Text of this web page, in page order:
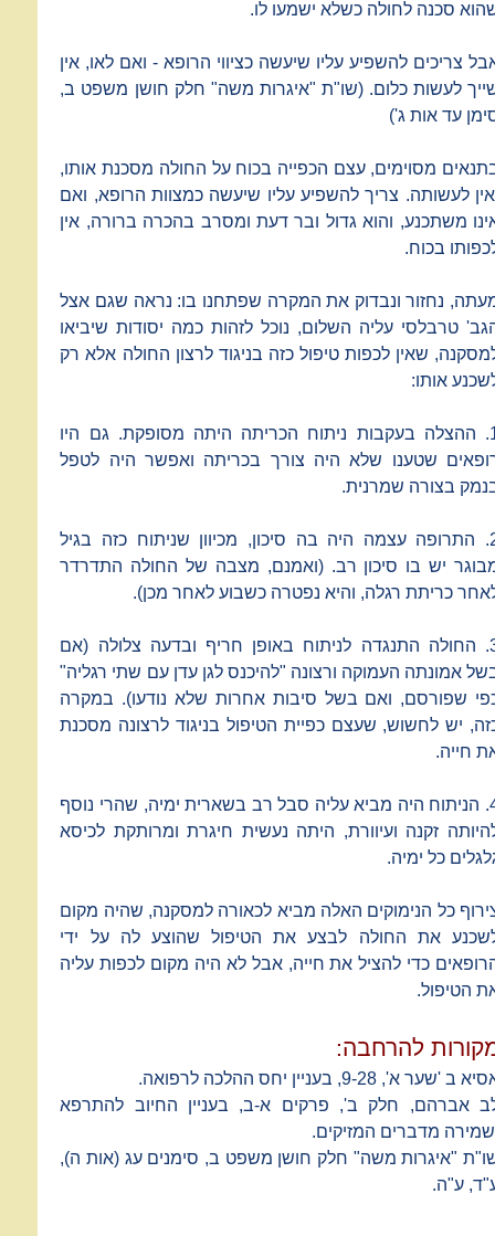
סכנה לחולה כשלא ישמעו לו.
צריכים להשפיע עליו שיעשה כציווי הרופא - ואם לאו, אין
לעשות כלום. (שו"ת "איגרות משה" חלק חושן משפט ב,
עד אות ג')
מסוימים, עצם הכפייה בכוח על החולה מסכנת אותו,
לעשותה. צריך להשפיע עליו שיעשה כמצוות הרופא, ואם
משתכנע, והוא גדול ובר דעת ומסרב בהכרה ברורה, אין
בכוח.
נחזור ונבדוק את המקרה שפתחנו בו: נראה שגם אצל
טרבלסי עליה השלום, נוכל לזהות כמה יסודות שיביאו
שאין לכפות טיפול כזה בניגוד לרצון החולה אלא רק
אותו:
1. ההצלה בעקבות ניתוח הכריתה היתה מסופקת. גם היו
שטענו שלא היה צורך בכריתה ואפשר היה לטפל
בצורה שמרנית.
2. התרופה עצמה היה בה סיכון, מכיוון שניתוח כזה בגיל
יש בו סיכון רב. (ואמנם, מצבה של החולה התדרדר
כריתת רגלה, והיא נפטרה כשבוע לאחר מכן).
3. החולה התנגדה לניתוח באופן חריף ובדעה צלולה (אם
אמונתה העמוקה ורצונה "להיכנס לגן עדן עם שתי רגליה"
שפורסם, ואם בשל סיבות אחרות שלא נודעו). במקרה
יש לחשוש, שעצם כפיית הטיפול בניגוד לרצונה מסכנת
חייה.
4. הניתוח היה מביא עליה סבל רב בשארית ימיה, שהרי נוסף
זקנה ועיוורת, היתה נעשית חיגרת ומרותקת לכיסא
כל ימיה.
כל הנימוקים האלה מביא לכאורה למסקנה, שהיה מקום
את החולה לבצע את הטיפול שהוצע לה על ידי
כדי להציל את חייה, אבל לא היה מקום לכפות עליה
הטיפול.
להרחבה:
ב 'שער א', 9-28, בעניין יחס ההלכה לרפואה.
אברהם, חלק ב', פרקים א-ב, בעניין החיוב להתרפא
מדברים המזיקים.
"איגרות משה" חלק חושן משפט ב, סימנים עג (אות ה),
ע"ה.